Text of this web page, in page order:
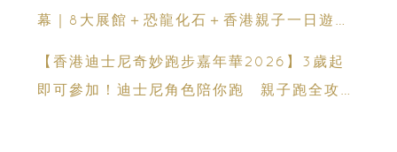
幕｜8大展館＋恐龍化石＋香港親子一日遊推
【香港迪士尼奇妙跑步嘉年華2026】3歲起
即可參加！迪士尼角色陪你跑 親子跑全攻略